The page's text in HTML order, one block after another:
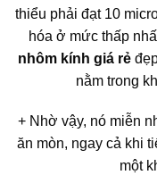
thiểu phải đạt 10
hóa ở mức thấp
nhôm kính giá rẻ
nằm trong
+ Nhờ vậy, nó miễn
ăn mòn, ngay cả khi
một